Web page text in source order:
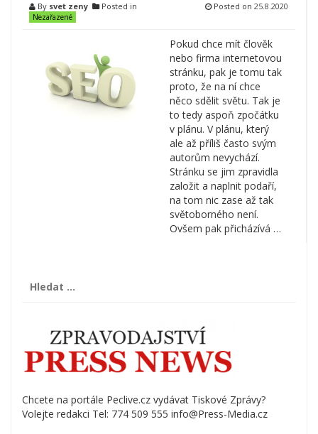
By svet zeny Posted in
Nezařazené
Posted on 25.8.2020
Pokud chce mít člověk
nebo firma internetovou
stránku, pak je tomu tak
proto, že na ní chce
něco sdělit světu. Tak je
to tedy aspoň zpočátku
v plánu. V plánu, který
ale až příliš často svým
autorům nevychází.
Stránku se jim zpravidla
založit a naplnit podaří,
na tom nic zase až tak
světoborného není.
Ovšem pak přicházívá …
Chcete na portále Peclive.cz vydávat Tiskové Zprávy?
Volejte redakci Tel: 774 509 555 info@Press-Media.cz